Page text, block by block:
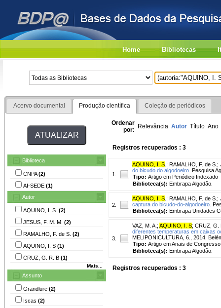
Home Bibliotecas
Acervo documental Produção científica Coleção de periódicos
Biblioteca
CNPA(2)
AI-SEDE (1)
Autor
AQUINO, I. S. (2)
JESUS, F. M. M. (2)
RAMALHO, F. de S. (2)
AQUINO, I. S (1)
CRUZ, G. R. B (1)
Mais...
Assunto
Grandlure (2)
Iscas (2)
Ordenar
por: Relevância Autor Título Ano
Registros recuperados : 3
1.
AQUINO, I. S ; RAMALHO, F. de S. ;
do bicudo do algodoeiro. Pesquisa
Tipo: Artigo em Periódico Indexado
Biblioteca(s): Embrapa Algodão.
2.
AQUINO, I. S ; RAMALHO, F. de S. ;
captura do bicudo-do-algodoeiro.
Biblioteca(s): Embrapa Unidades
3.
VAZ, M. A. ; AQUINO, I. S; CRUZ, G.
diferentes temperaturas em caixas
MELIPONICULTURA, 6., 2014,
Tipo: Artigo em Anais de Congresso
Biblioteca(s): Embrapa Algodão.
Registros recuperados : 3